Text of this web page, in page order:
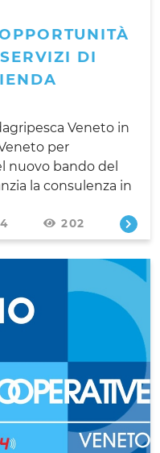
DI
Veneto in
per
nuovo bando del
la consulenza in
202